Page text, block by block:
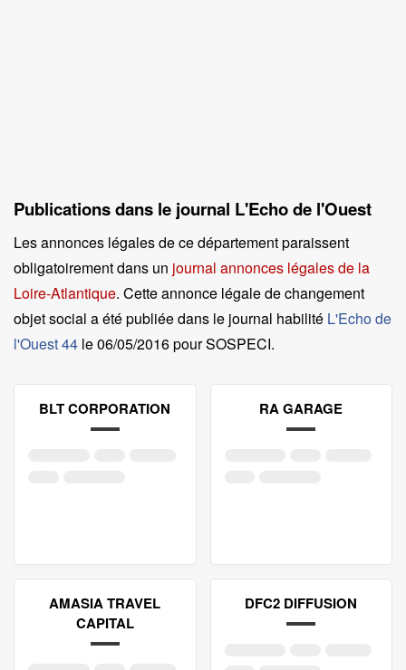
Publications dans le journal L'Echo de l'Ouest
Les annonces légales de ce département paraissent
obligatoirement dans un journal annonces légales de la
Loire-Atlantique. Cette annonce légale de changement
objet social a été publiée dans le journal habilité L'Echo de
l'Ouest 44 le06/05/2016 pour SOSPECI.
BLT CORPORATION RA GARAGE
AMASIA TRAVEL
CAPITAL
DFC2 DIFFUSION